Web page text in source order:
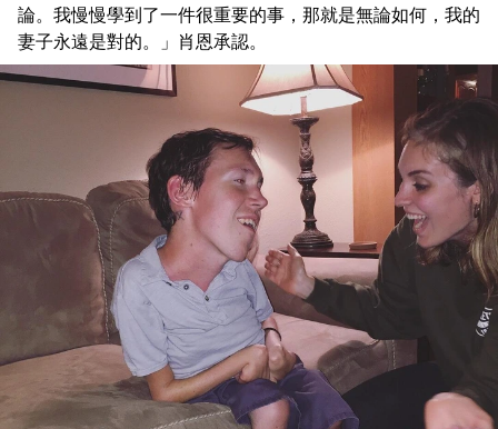
論。我慢慢學到了一件很重要的事，那就是無論如何，我的
妻子永遠是對的。」肖恩承認。